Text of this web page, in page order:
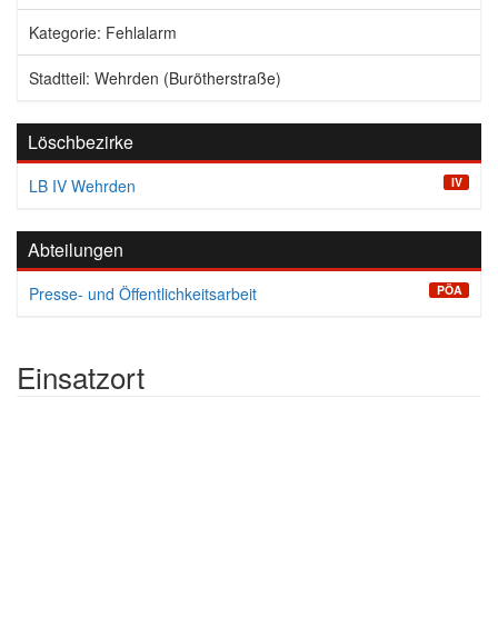
Kategorie: Fehlalarm
Stadtteil: Wehrden (Burötherstraße)
Löschbezirke
LB IV Wehrden IV
Abteilungen
Presse- und Öffentlichkeitsarbeit PÖA
Einsatzort